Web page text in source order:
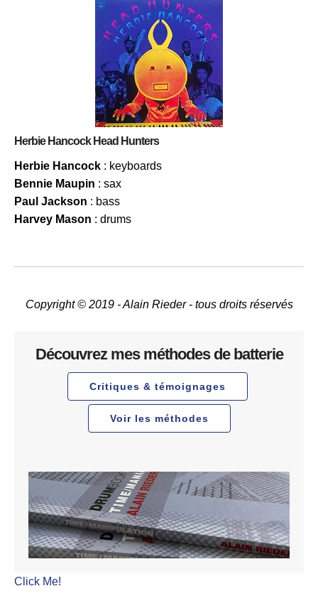
Herbie Hancock Head Hunters
Herbie Hancock : keyboards
Bennie Maupin : sax
Paul Jackson : bass
Harvey Mason : drums
Copyright © 2019 - Alain Rieder - tous droits réservés
Découvrez mes méthodes de batterie
Critiques & témoignages
Voir les méthodes
Click Me!